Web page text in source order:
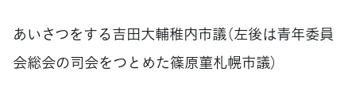
あいさつをする吉田大輔稚内市議（左後は青年委員
会総会の司会をつとめた篠原菫札幌市議）